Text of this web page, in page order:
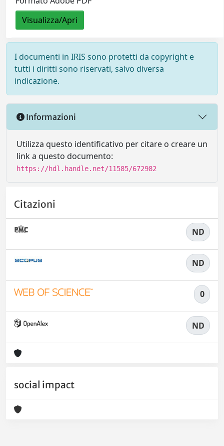
Visualizza/Apri
I documenti in IRIS sono protetti da copyright e
tutti i diritti sono riservati, salvo diversa
indicazione.
Informazioni
Utilizza questo identificativo per citare o creare un
link a questo documento:
https://hdl.handle.net/11585/672982
Citazioni
ND
ND
0
ND
social impact